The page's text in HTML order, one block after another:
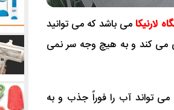
لارنیکامی باشد که می توانید
می کند و به هیچ وجه سر نمی
تواند آب را فوراً جذب و به